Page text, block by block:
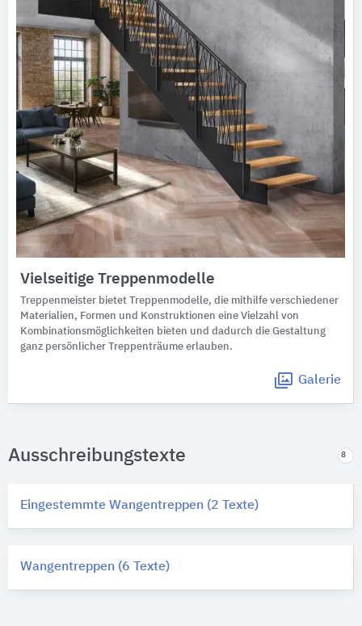
Vielseitige Treppenmodelle
Treppenmeister bietet Treppenmodelle, die mithilfe verschiedener
Materialien, Formen und Konstruktionen eine Vielzahl von
Kombinationsmöglichkeiten bieten und dadurch die Gestaltung
ganz persönlicher Treppenträume erlauben.
Galerie
Ausschreibungstexte 8
Eingestemmte Wangentreppen (2 Texte)
Wangentreppen (6 Texte)